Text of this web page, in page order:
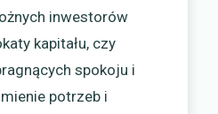
inwestorów
kapitału, czy
spokoju i
potrzeb i